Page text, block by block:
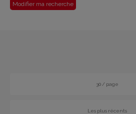
Modifier ma recherche
30 / page
Les plus récents